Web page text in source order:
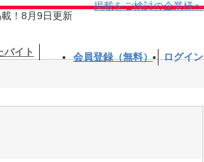
！8月9日更新
掲載をご検討の企業様へ
バイト 会員登録（無料） ログイン